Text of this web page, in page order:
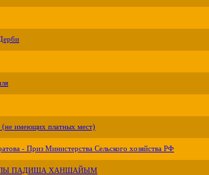
(не имеющих платных мест)
- Приз Министерства Сельского хозяйства РФ
ПАДИША ХАНШАЙЫМ